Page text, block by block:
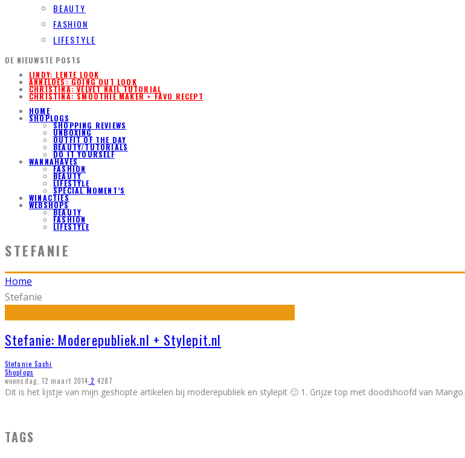
BEAUTY
FASHION
LIFESTYLE
DE NIEUWSTE POSTS
LINDY: LENTE LOOK
ANNELOES: GOING OUT LOOK
CHRISTINA: VELVET NAIL TUTORIAL
CHRISTINA: SMOOTHIE MAKER + FAVO RECEPT
HOME
SHOPLOGS
SHOPPING REVIEWS
UNBOXING
OUTFIT OF THE DAY
BEAUTY/TUTORIALS
DO IT YOURSELF
WANNAHAVES
FASHION
BEAUTY
LIFESTYLE
SPECIAL MOMENT’S
WINACTIES
WEBSHOPS
BEAUTY
FASHION
LIFESTYLE
STEFANIE
Home
Stefanie
Stefanie: Moderepubliek.nl + Stylepit.nl
Stefanie Sachi
Shoplogs
woensdag, 12 maart 2014 2 4287
Dit is het lijstje van mijn geshopte artikelen bij moderepubliek en stylepit 🙂 1. Grijze top met doodshoofd van Mango.
TAGS